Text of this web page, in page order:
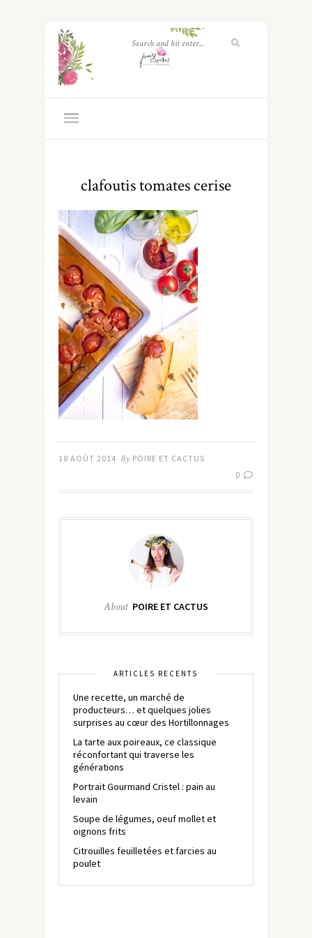
clafoutis tomates cerise
18 AOÛT 2014 By POIRE ET CACTUS
0
About POIRE ET CACTUS
ARTICLES RÉCENTS
Une recette, un marché de
producteurs… et quelques jolies
surprises au cœur des Hortillonnages
La tarte aux poireaux, ce classique
réconfortant qui traverse les
générations
Portrait Gourmand Cristel : pain au
levain
Soupe de légumes, oeuf mollet et
oignons frits
Citrouilles feuilletées et farcies au
poulet